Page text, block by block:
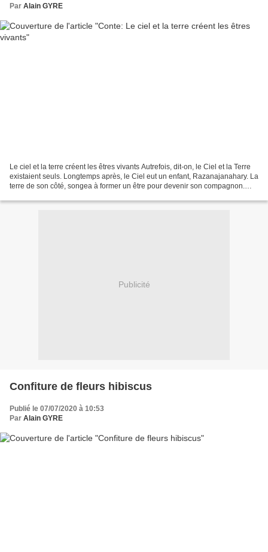
Par Alain GYRE
Le ciel et la terre créent les êtres vivants Autrefois, dit-on, le Ciel et la Terre
existaient seuls. Longtemps après, le Ciel eut un enfant, Razanajanahary. La
terre de son côté, songea à former un être pour devenir son compagnon.
Publicité
Confiture de fleurs hibiscus
Publié le 07/07/2020 à 10:53
Par Alain GYRE